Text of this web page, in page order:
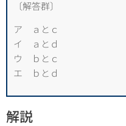
〔解答群〕
ア ａとｃ
イ ａとｄ
ウ ｂとｃ
エ ｂとｄ
解説